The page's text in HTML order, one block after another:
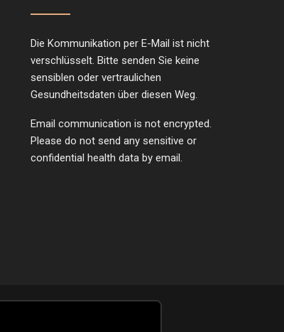
Die Kommunikation per E-Mail ist nicht
verschlüsselt. Bitte senden Sie keine
sensiblen oder vertraulichen
Gesundheitsdaten über diesen Weg.
Email communication is not encrypted.
Please do not send any sensitive or
confidential health data by email.